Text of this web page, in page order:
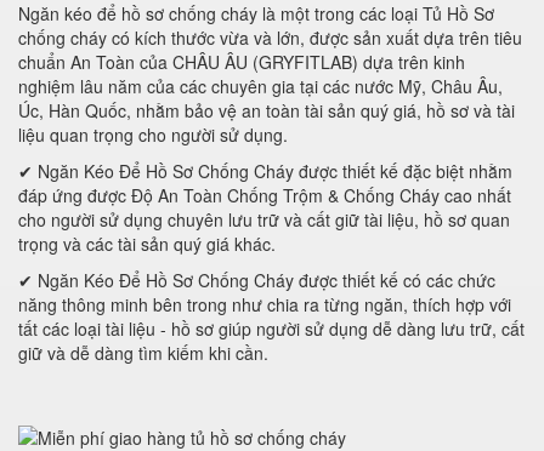
Ngăn kéo để hồ sơ chống cháy là một trong các loại Tủ Hồ Sơ
chống cháy có kích thước vừa và lớn, được sản xuất dựa trên tiêu
chuẩn An Toàn của CHÂU ÂU (GRYFITLAB) dựa trên kinh
nghiệm lâu năm của các chuyên gia tại các nước Mỹ, Châu Âu,
Úc, Hàn Quốc, nhằm bảo vệ an toàn tài sản quý giá, hồ sơ và tài
liệu quan trọng cho người sử dụng.
✔ Ngăn Kéo Để Hồ Sơ Chống Cháy được thiết kế đặc biệt nhằm
đáp ứng được Độ An Toàn Chống Trộm & Chống Cháy cao nhất
cho người sử dụng chuyên lưu trữ và cất giữ tài liệu, hồ sơ quan
trọng và các tài sản quý giá khác.
✔ Ngăn Kéo Để Hồ Sơ Chống Cháy được thiết kế có các chức
năng thông minh bên trong như chia ra từng ngăn, thích hợp với
tất các loại tài liệu - hồ sơ giúp người sử dụng dễ dàng lưu trữ, cất
giữ và dễ dàng tìm kiếm khi cần.